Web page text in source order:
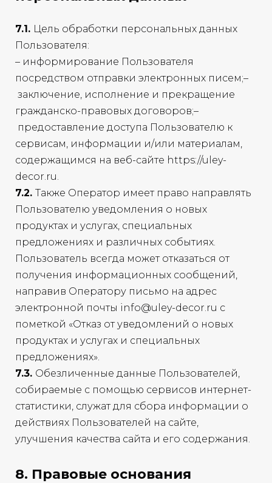
7.1. Цель обработки персональных данных
Пользователя:
– информирование Пользователя
посредством отправки электронных писем;–
заключение, исполнение и прекращение
гражданско-правовых договоров;–
предоставление доступа Пользователю к
сервисам, информации и/или материалам,
содержащимся на веб-сайте https://uley-
decor.ru.
7.2. Также Оператор имеет право направлять
Пользователю уведомления о новых
продуктах и услугах, специальных
предложениях и различных событиях.
Пользователь всегда может отказаться от
получения информационных сообщений,
направив Оператору письмо на адрес
электронной почты info@uley-decor.ru с
пометкой «Отказ от уведомлений о новых
продуктах и услугах и специальных
предложениях».
7.3. Обезличенные данные Пользователей,
собираемые с помощью сервисов интернет-
статистики, служат для сбора информации о
действиях Пользователей на сайте,
улучшения качества сайта и его содержания.
8. Правовые основания